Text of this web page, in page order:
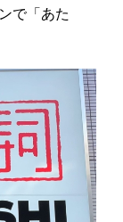
で「あた